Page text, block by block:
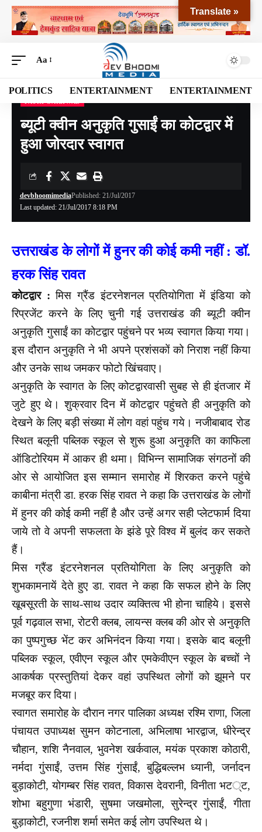
Aa
POLITICS ENTERTAINMENT ENTERTAINMENT
Devbhoomi Media> Blog>NATIONAL>UTTARAKHAND>PAURI GARHWAL
ब्यूटी क्वीन अनुकृति गुसाईं का कोटद्वार में
हुआ जोरदार स्वागत
Last updated: 21/Jul/2017 8:18 PM
devbhoomimediaPublished: 21/Jul/2017
उत्तराखंड के लोगों में हुनर की कोई कमी नहीं : डॉ.
हरक सिंह रावत
कोटद्वार : मिस ग्रैंड इंटरनेशनल प्रतियोगिता में इंडिया को
रिप्रजेंट करने के लिए चुनी गई उत्तराखंड की ब्यूटी क्वीन
अनुकृति गुसाईं का कोटद्वार पहुंचने पर भव्य स्वागत किया गया।
इस दौरान अनुकृति ने भी अपने प्रशंसकों को निराश नहीं किया
और उनके साथ जमकर फोटो खिंचवाए।
अनुकृति के स्वागत के लिए कोटद्वारवासी सुबह से ही इंतजार में
जुटे हुए थे। शुक्रवार दिन में कोटद्वार पहुंचते ही अनुकृति को
देखने के लिए बड़ी संख्या में लोग वहां पहुंच गये। नजीबाबाद रोड
स्थित बलूनी पब्लिक स्कूल से शुरू हुआ अनुकृति का काफिला
ऑडिटोरियम में आकर ही थमा। विभिन्न सामाजिक संगठनों की
ओर से आयोजित इस सम्मान समारोह में शिरकत करने पहुंचे
काबीना मंत्री डा. हरक सिंह रावत ने कहा कि उत्तराखंड के लोगों
में हुनर की कोई कमी नहीं है और उन्हें अगर सही प्लेटफार्म दिया
जायेतो वे अपनी सफलता के झंडे पूरे विश्व में बुलंद कर सकते
हैं।
मिस ग्रैंड इंटरनेशनल प्रतियोगिता के लिए अनुकृति को
शुभकामनायें देते हुए डा. रावत ने कहा कि सफल होने के लिए
खूबसूरती के साथ-साथ उदार व्यक्तित्व भी होना चाहिये। इससे
पूर्व गढ़वाल सभा, रोटरी क्लब, लायन्स क्लब की ओर से अनुकृति
का पुष्पगुच्छ भेंट कर अभिनंदन किया गया। इसके बाद बलूनी
पब्लिक स्कूल, एवीएन स्कूल और एमकेवीएन स्कूल के बच्चों ने
आकर्षक प्रस्तुतियांदेकर वहां उपस्थित लोगों को झूमने पर
मजबूर कर दिया।
स्वागत समारोह के दौरान नगर पालिका अध्यक्ष रश्मि राणा, जिला
पंचायत उपाध्यक्ष सुमन कोटनाला, अभिलाषा भारद्वाज, धीरेन्द्र
चौहान, शशि नैनवाल, भुवनेश खर्कवाल, मयंक प्रकाश कोठारी,
नर्मदा गुंसाईं, उत्तम सिंह गुंसाईं, बुद्धिबल्लभ ध्यानी, जर्नादन
बुड़ाकोटी, योगम्बर सिंह रावत, विकास देवरानी, विनीता भट‌‌्ट,
शोभा बहुगुणा भंडारी, सुषमा जखमोला, सुरेन्द्र गुंसाईं, गीता
बुड़ाकोटी, रजनीश शर्मा समेत कई लोग उपस्थित थे।
Translate »